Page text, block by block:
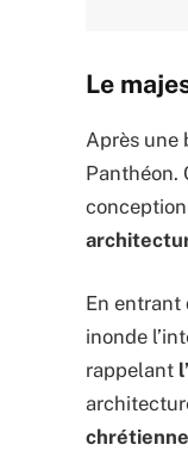
Le
Après une
Panthéon.
conception
En entrant
inonde
rappelant
chrétienne